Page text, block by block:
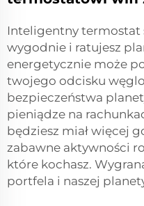
Inteligentny termostat
wygodnie i ratujesz
energetycznie może
twojego odcisku
bezpieczeństwa
pieniądze na
będziesz miał więcej
zabawne aktywności
które kochasz.
portfela i naszej